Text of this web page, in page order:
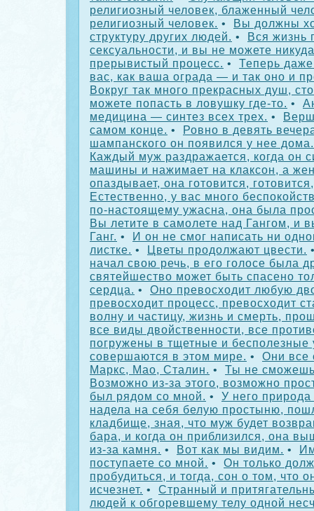
религиозный человек, блаженный
религиозный человек. • Вы должны
структуру других людей. • Вся жизнь
сексуальности, и вы не можете
прерывистый процесс. • Теперь
вас, как ваша ограда — и так оно и
Вокруг так много прекрасных душ,
можете попасть в ловушку где-то. •
медицина — синтез всех трех. •
самом конце. • Ровно в девять
шампанского он появился у нее дома.
Каждый муж раздражается, когда он
машины и нажимает на клаксон, а
опаздывает, она готовится,
Естественно, у вас много
по-настоящему ужасна, она была
Вы летите в самолете над Гангом, и
Ганг. • И он не смог написать ни
листке. • Цветы продолжают цвести.
начал свою речь, в его голосе была
святейшество может быть спасено
сердца. • Оно превосходит любую
превосходит процесс, превосходит
волну и частицу, жизнь и смерть,
все виды двойственности, все
погружены в тщетные и бесполезные
совершаются в этом мире. • Они все
Маркс, Мао, Сталин. • Ты не
Возможно из-за этого, возможно
был рядом со мной. • У него природа
надела на себя белую простыню,
кладбище, зная, что муж будет
бара, и когда он приблизился, она
из-за камня. • Вот как мы видим. •
поступаете со мной. • Он только
пробудиться, и тогда, сон о том, что
исчезнет. • Странный и
людей к обгоревшему телу одной